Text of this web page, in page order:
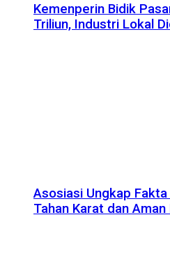
Kemenperin Bidik
Triliun, Industri Lokal
Asosiasi Ungkap Fakta
Tahan Karat dan Aman